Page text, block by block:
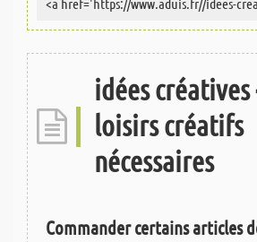
idées
loisirs créatifs
nécessaires
Commander certains articles